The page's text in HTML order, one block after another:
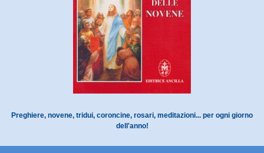
Preghiere, novene, tridui, coroncine, rosari, meditazioni... per ogni giorno
dell'anno!